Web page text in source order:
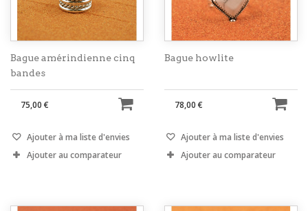
Bague amérindienne cinq
bandes
75,00 €
Ajouter à ma liste d'envies
Ajouter au comparateur
Bague howlite
78,00 €
Ajouter à ma liste d'envies
Ajouter au comparateur